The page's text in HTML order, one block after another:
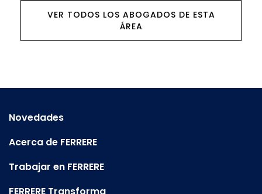
VER TODOS LOS ABOGADOS DE ESTA
ÁREA
Novedades
Acerca de FERRERE
Trabajar en FERRERE